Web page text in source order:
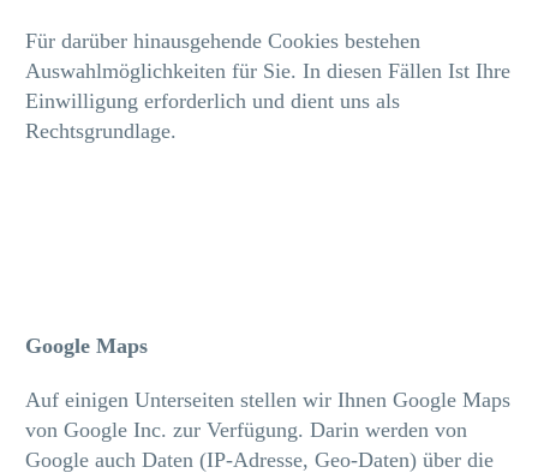
Für darüber hinausgehende Cookies bestehen
Auswahlmöglichkeiten für Sie. In diesen Fällen Ist Ihre
Einwilligung erforderlich und dient uns als
Rechtsgrundlage.
Google Maps
Auf einigen Unterseiten stellen wir Ihnen Google Maps
von Google Inc. zur Verfügung. Darin werden von
Google auch Daten (IP-Adresse, Geo-Daten) über die